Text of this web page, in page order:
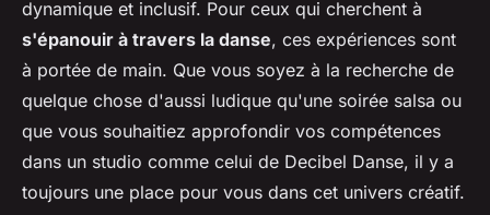
dynamique et inclusif. Pour ceux qui cherchent à
s'épanouir à travers la danse, ces expériences sont
à portée de main. Que vous soyez à la recherche de
quelque chose d'aussi ludique qu'une soirée salsa ou
que vous souhaitiez approfondir vos compétences
dans un studio comme celui de Decibel Danse, il y a
toujours une place pour vous dans cet univers créatif.